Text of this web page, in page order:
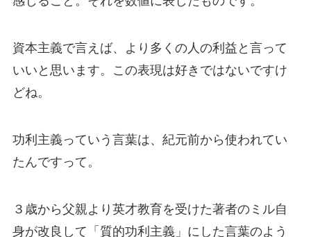
資本主義で言えば、より多くの人の利益と言って
いいと思います。この表現は好きではないですけ
どね。
功利主義っていう言葉は、紀元前から使われてい
たんですって。
３歳から父親より英才教育を受けた著者のミル自
身が改良して「質的功利主義」にした言葉のよう